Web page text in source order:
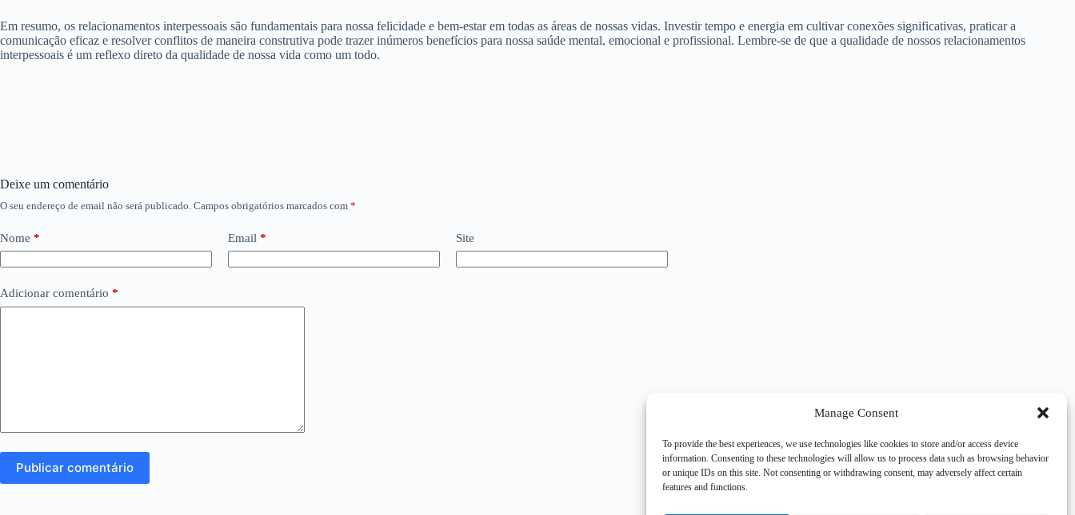
Manage Consent
To provide the best experiences, we use technologies like cookies to store and/or access device
information. Consenting to these technologies will allow us to process data such as browsing behavior
or unique IDs on this site. Not consenting or withdrawing consent, may adversely affect certain
features and functions.
Em resumo, os relacionamentos interpessoais são fundamentais para nossa felicidade e bem-estar em todas as áreas de nossas vidas. Investir tempo e energia em cultivar conexões significativas, praticar a
comunicação eficaz e resolver conflitos de maneira construtiva pode trazer inúmeros benefícios para nossa saúde mental, emocional e profissional. Lembre-se de que a qualidade de nossos relacionamentos
interpessoais é um reflexo direto da qualidade de nossa vida como um todo.
Deixe um comentário
O seu endereço de email não será publicado. Campos obrigatórios marcados com *
Nome * Email * Site
Adicionar comentário *
Publicar comentário